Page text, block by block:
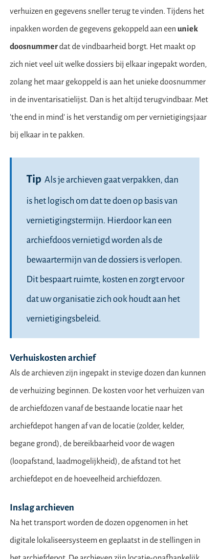
verhuizen en gegevens sneller terug te vinden. Tijdens het
inpakken worden de gegevens gekoppeld aan een uniek
doosnummerdat de vindbaarheid borgt. Het maakt op
zich niet veel uit welke dossiers bij elkaar ingepakt worden,
zolang het maar gekoppeld is aan het unieke doosnummer
in de inventarisatielijst. Dan is het altijd terugvindbaar. Met
'the end in mind' is het verstandig om per vernietigingsjaar
bij elkaar in te pakken.
Tip Als je archieven gaat verpakken, dan
is het logisch om dat te doen op basis van
vernietigingstermijn. Hierdoor kan een
archiefdoos vernietigd worden als de
bewaartermijn van de dossiers is verlopen.
Dit bespaart ruimte, kosten en zorgt ervoor
dat uw organisatie zich ook houdt aan het
vernietigingsbeleid.
Verhuiskosten archief
Als de archieven zijn ingepakt in stevige dozen dan kunnen
de verhuizing beginnen. De kosten voor het verhuizen van
de archiefdozen vanaf de bestaande locatie naar het
archiefdepot hangen af van de locatie (zolder, kelder,
begane grond), de bereikbaarheid voor de wagen
(loopafstand, laadmogelijkheid), de afstand tot het
archiefdepot en de hoeveelheid archiefdozen.
Inslag archieven
Na het transport worden de dozen opgenomen in het
digitale lokaliseersysteem en geplaatst in de stellingen in